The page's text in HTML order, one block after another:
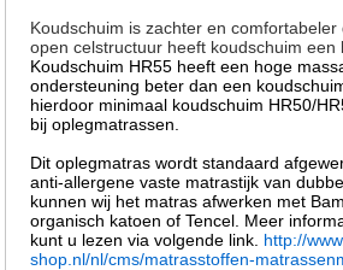
Koudschuim is zachter en
open celstructuur heeft koudschuim een
Koudschuim HR55 heeft een hoge
ondersteuning beter dan een
hierdoor minimaal koudschuim HR50/
bij oplegmatrassen.
Dit oplegmatras wordt standaard
anti-allergene vaste matrastijk van
kunnen wij het matras afwerken met
organisch katoen of Tencel. Meer
kunt u lezen via volgende link. http://
shop.nl/nl/cms/matrasstoffen-